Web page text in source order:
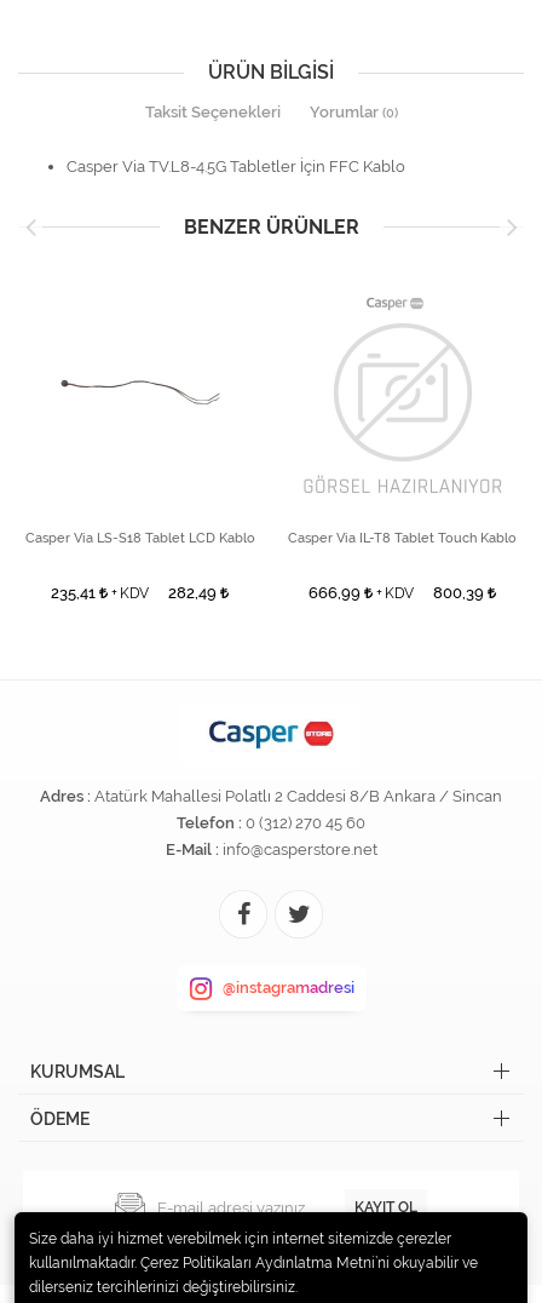
ÜRÜN BILGISI
Taksit Seçenekleri Yorumlar (0)
Casper Via TV.L8-4.5G Tabletler İçin FFC Kablo
BENZER ÜRÜNLER
Casper Via LS-S18 Tablet LCD Kablo
235,41 + KDV 282,49
Casper Via IL-T8 Tablet Touch Kablo
666,99 + KDV 800,39
Adres : Atatürk Mahallesi Polatlı 2 Caddesi 8/B Ankara / Sincan
Telefon : 0 (312) 270 45 60
E-Mail : info@casperstore.net
@instagramadresi
KURUMSAL
ÖDEME
KAYIT OL
Size daha iyi hizmet verebilmek için internet sitemizde çerezler
kullanılmaktadır. Çerez Politikaları Aydınlatma Metni’ni okuyabilir ve
dilerseniz tercihlerinizi değiştirebilirsiniz.